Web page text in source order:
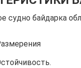
судно байдарка